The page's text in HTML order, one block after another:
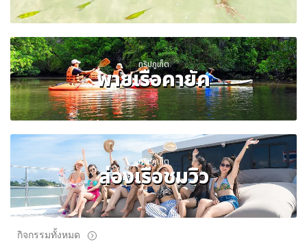
ทริปภูเก็ต
พายเรือคายัค
ทริปภูเก็ต
ล่องเรือชมวิว
กิจกรรมทั้งหมด